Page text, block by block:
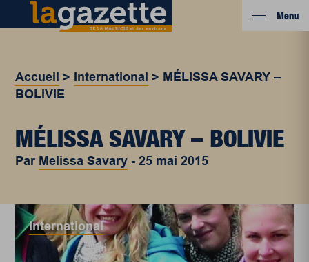
Menu
Accueil > International > MÉLISSA SAVARY –
BOLIVIE
MÉLISSA SAVARY – BOLIVIE
Par Melissa Savary -25 mai 2015
International